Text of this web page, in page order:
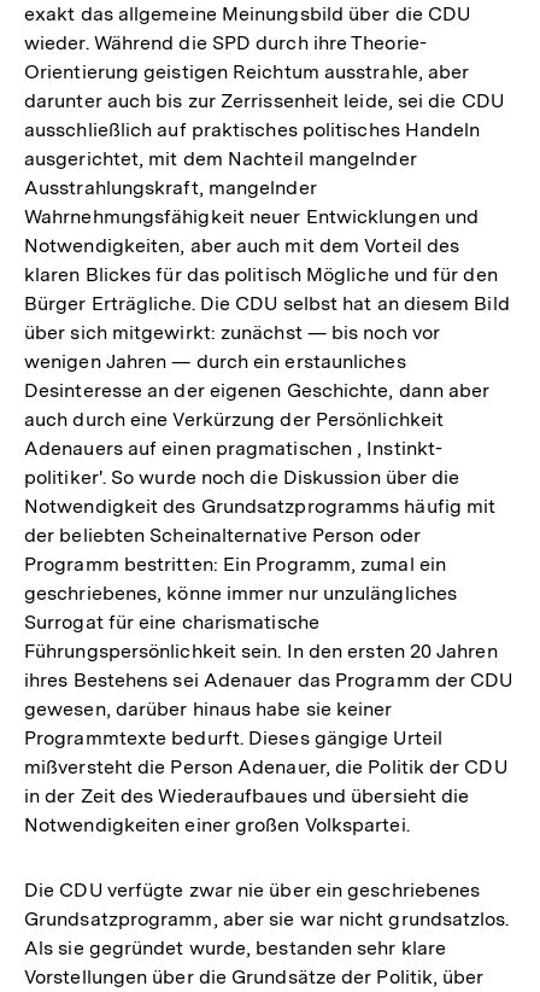
exakt das allgemeine Meinungsbild über die CDU
wieder. Während die SPD durch ihre Theorie-
Orientierung geistigen Reichtum ausstrahle, aber
darunter auch bis zur Zerrissenheit leide, sei die CDU
ausschließlich auf praktisches politisches Handeln
ausgerichtet, mit dem Nachteil mangelnder
Ausstrahlungskraft, mangelnder
Wahrnehmungsfähigkeit neuer Entwicklungen und
Notwendigkeiten, aber auch mit dem Vorteil des
klaren Blickes für das politisch Mögliche und für den
Bürger Erträgliche. Die CDU selbst hat an diesem Bild
über sich mitgewirkt: zunächst — bis noch vor
wenigen Jahren — durch ein erstaunliches
Desinteresse an der eigenen Geschichte, dann aber
auch durch eine Verkürzung der Persönlichkeit
Adenauers auf einen pragmatischen , Instinkt-
politiker'. So wurde noch die Diskussion über die
Notwendigkeit des Grundsatzprogramms häufig mit
der beliebten Scheinalternative Person oder
Programm bestritten: Ein Programm, zumal ein
geschriebenes, könne immer nur unzulängliches
Surrogat für eine charismatische
Führungspersönlichkeit sein. In den ersten 20 Jahren
ihres Bestehens sei Adenauer das Programm der CDU
gewesen, darüber hinaus habe sie keiner
Programmtexte bedurft. Dieses gängige Urteil
mißversteht die Person Adenauer, die Politik der CDU
in der Zeit des Wiederaufbaues und übersieht die
Notwendigkeiten einer großen Volkspartei.
Die CDU verfügte zwar nie über ein geschriebenes
Grundsatzprogramm, aber sie war nicht grundsatzlos.
Als sie gegründet wurde, bestanden sehr klare
Vorstellungen über die Grundsätze der Politik, über